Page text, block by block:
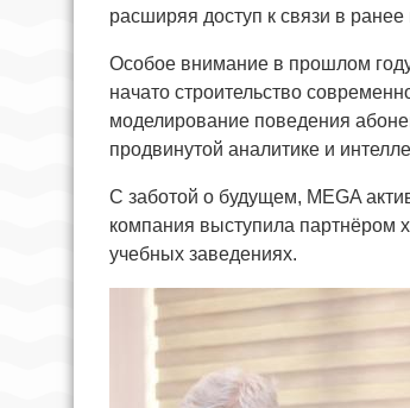
расширяя доступ к связи в
Особое внимание в прошлом
начато строительство
моделирование поведения
продвинутой аналитике и
С заботой о будущем, MEGA
компания выступила партнёром
учебных заведениях.